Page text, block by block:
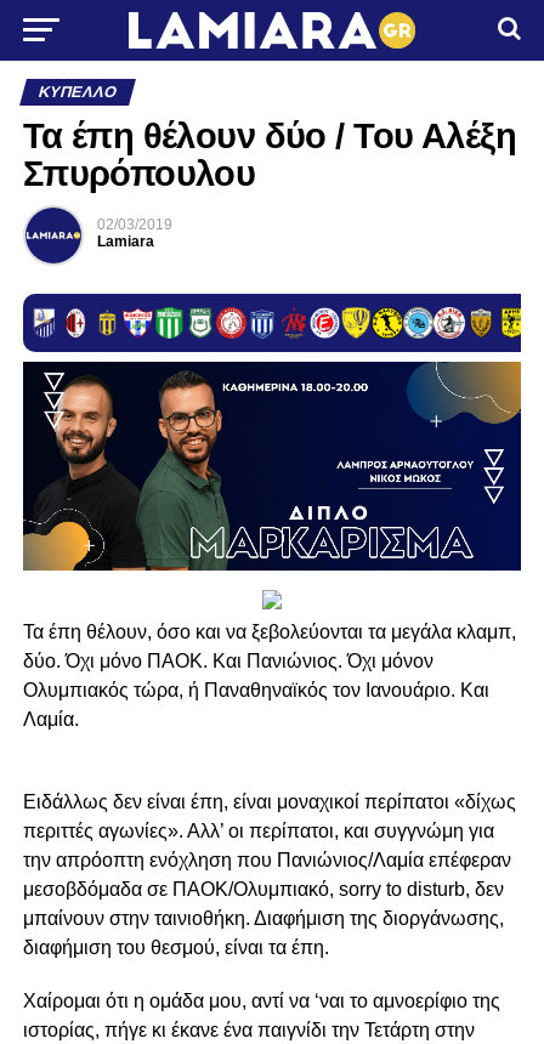
ΚΎΠΕΛΛΟ
Τα έπη θέλουν δύο / Του Αλέξη
Σπυρόπουλου
02/03/2019
Lamiara
Τα έπη θέλουν, όσο και να ξεβολεύονται τα μεγάλα κλαμπ,
δύο. Όχι μόνο ΠΑΟΚ. Και Πανιώνιος. Όχι μόνον
Ολυμπιακός τώρα, ή Παναθηναϊκός τον Ιανουάριο. Και
Λαμία.
Ειδάλλως δεν είναι έπη, είναι μοναχικοί περίπατοι «δίχως
περιττές αγωνίες». Αλλ’ οι περίπατοι, και συγγνώμη για
την απρόοπτη ενόχληση που Πανιώνιος/Λαμία επέφεραν
μεσοβδόμαδα σε ΠΑΟΚ/Ολυμπιακό, sorry to disturb, δεν
μπαίνουν στην ταινιοθήκη. Διαφήμιση της διοργάνωσης,
διαφήμιση του θεσμού, είναι τα έπη.
Χαίρομαι ότι η ομάδα μου, αντί να ‘ναι το αμνοερίφιο της
ιστορίας, πήγε κι έκανε ένα παιγνίδι την Τετάρτη στην